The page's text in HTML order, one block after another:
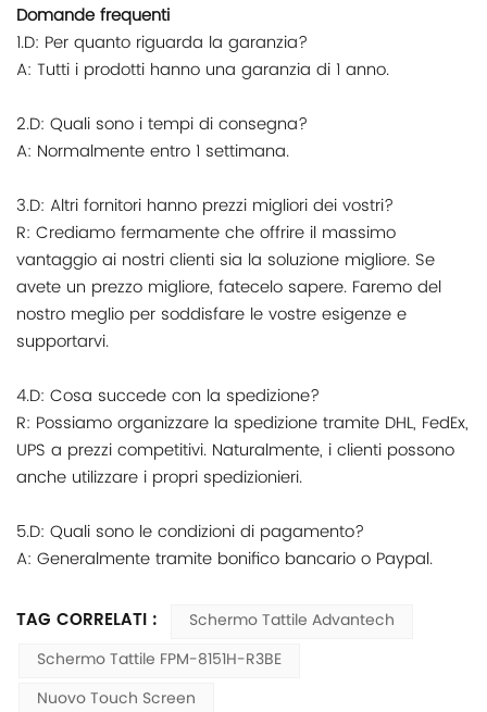
Domande frequenti
1.D: Per quanto riguarda la garanzia?
A: Tutti i prodotti hanno una garanzia di 1 anno.
2.D: Quali sono i tempi di consegna?
A: Normalmente entro 1 settimana.
3.D: Altri fornitori hanno prezzi migliori dei vostri?
R: Crediamo fermamente che offrire il massimo
vantaggio ai nostri clienti sia la soluzione migliore. Se
avete un prezzo migliore, fatecelo sapere. Faremo del
nostro meglio per soddisfare le vostre esigenze e
supportarvi.
4.D: Cosa succede con la spedizione?
R: Possiamo organizzare la spedizione tramite DHL, FedEx,
UPS a prezzi competitivi. Naturalmente, i clienti possono
anche utilizzare i propri spedizionieri.
5.D: Quali sono le condizioni di pagamento?
A: Generalmente tramite bonifico bancario o Paypal.
TAG CORRELATI :
Schermo Tattile Advantech
Schermo Tattile FPM-8151H-R3BE
Nuovo Touch Screen